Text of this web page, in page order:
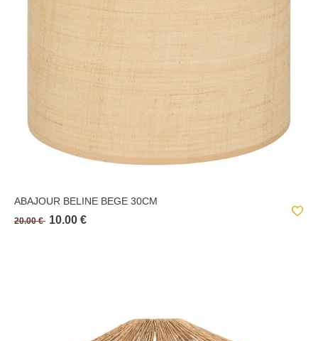
ABAJOUR BELINE BEGE 30CM
20.00 € 10.00 €